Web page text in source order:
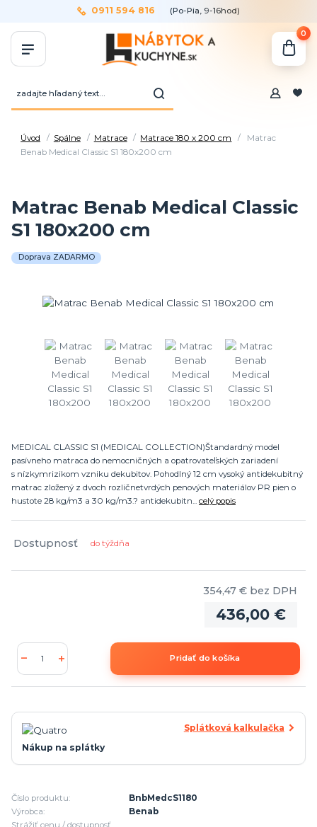
0911 594 816 (Po-Pia, 9-16hod)
0
Úvod Spálne Matrace Matrace 180 x 200 cm
Matrac
Benab Medical Classic S1 180x200 cm
Matrac Benab Medical Classic
S1 180x200 cm
Doprava ZADARMO
MEDICAL CLASSIC S1 (MEDICAL COLLECTION)Štandardný model
pasívneho matraca do nemocničných a opatrovateľských zariadení
s nízkymrizikom vzniku dekubitov. Pohodlný 12 cm vysoký antidekubitný
matrac zložený z dvoch rozličnetvrdých penových materiálov PR pien o
hustote 28 kg/m3 a 30 kg/m3.? antidekubitn... celý popis
Dostupnosť do týždňa
436,00 €
354,47 € bez DPH
Pridať do košíka
Splátková kalkulačka
Nákup na splátky
Číslo produktu:
BnbMedcS1180
Výrobca:
Benab
Strážiť cenu / dostupnosť